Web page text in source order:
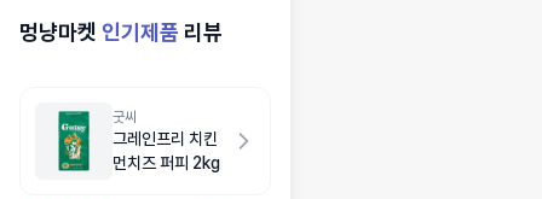
멍냥마켓 인기제품 리뷰
굿씨
그레인프리 치킨
먼치즈 퍼피 2kg